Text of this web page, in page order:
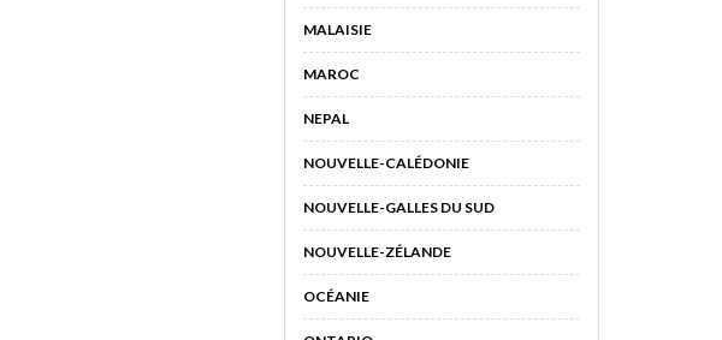
MALAISIE
MAROC
NEPAL
NOUVELLE-CALÉDONIE
NOUVELLE-GALLES DU SUD
NOUVELLE-ZÉLANDE
OCÉANIE